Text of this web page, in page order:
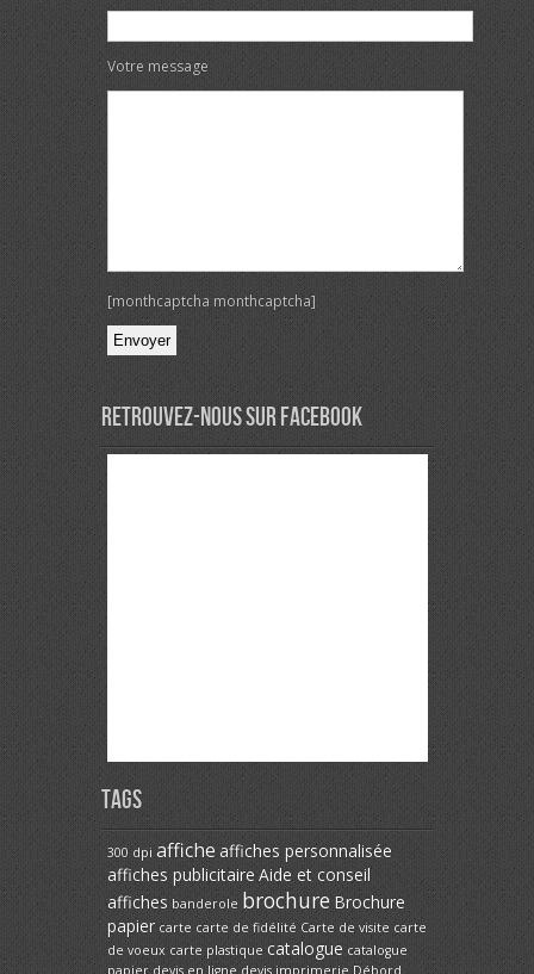
Votre message
[monthcaptcha monthcaptcha]
Veuillez laisser ce champ vide.
Retrouvez-nous sur Facebook
Tags
300 dpi affiche affiches personnalisée
affiches publicitaire Aide et conseil
affiches banderole brochure Brochure
papier carte carte de fidélité Carte de visite carte
de voeux carte plastique catalogue catalogue
papier devis en ligne devis imprimerie Débord